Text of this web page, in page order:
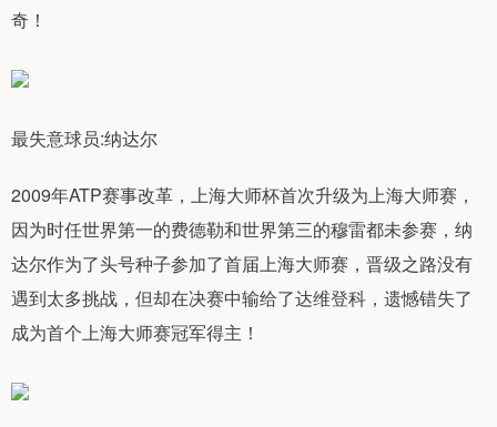
奇！
最失意球员:纳达尔
2009年ATP赛事改革，上海大师杯首次升级为上海大师赛，
因为时任世界第一的费德勒和世界第三的穆雷都未参赛，纳
达尔作为了头号种子参加了首届上海大师赛，晋级之路没有
遇到太多挑战，但却在决赛中输给了达维登科，遗憾错失了
成为首个上海大师赛冠军得主！